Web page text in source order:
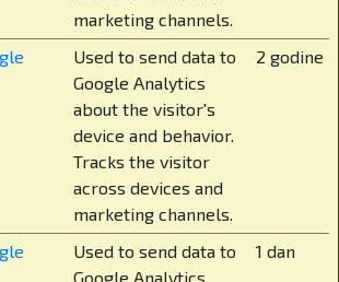
roditeljima često najvažnija
riješena kod vas?
kampus na 25.000 m² s 82
koje pokrivaju svaki zaštitni
7 osiguranjem i kontroliranim
i roditelji dolaze po dogovoru,
se najaviti. Djeca su potpuno u
okruženju. Ali sigurnost
marketing channels.
Used to send data to
Google Analytics
about the visitor's
device and behavior.
Tracks the visitor
across devices and
marketing channels.
2 godine
Used to send data to
Google Analytics
1 dan